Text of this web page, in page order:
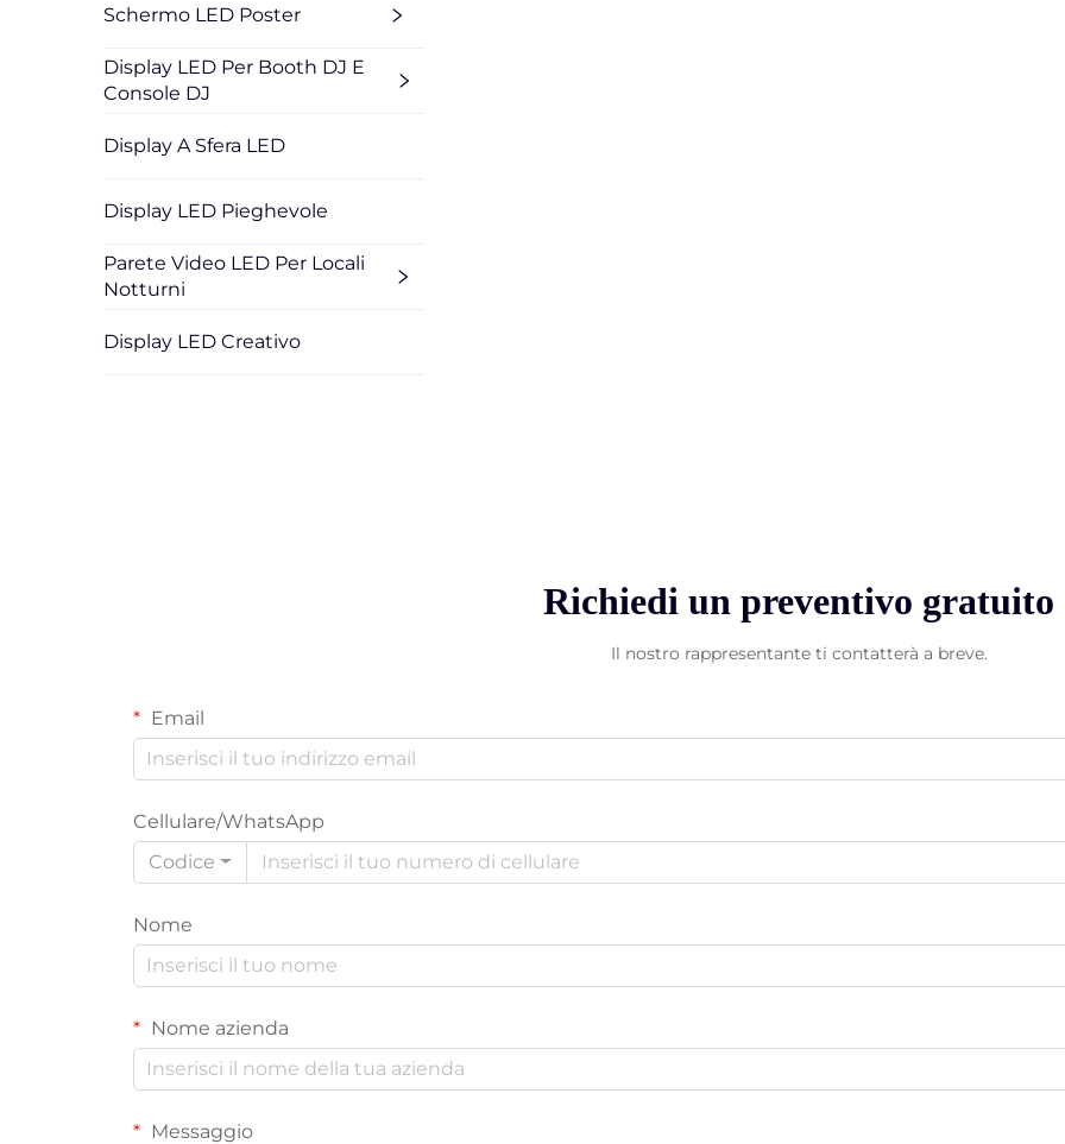
Schermo LED Poster
Display LED Per Booth DJ E
Console DJ
Display A Sfera LED
Display LED Pieghevole
Parete Video LED Per Locali
Notturni
Display LED Creativo
Richiedi un preventivo gratuito
Il nostro rappresentante ti contatterà a breve.
Email
Cellulare/WhatsApp
Codice
Nome
Nome azienda
Messaggio